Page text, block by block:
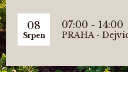
O
E-
08
Srpen
07:00 - 14:00
PRAHA -